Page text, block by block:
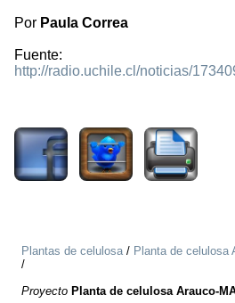
Por Paula Correa
Fuente:
http://radio.uchile.cl/noticias/
Plantas de celulosa/ Planta de celulosa
/
Proyecto Planta de celulosa Arauco-